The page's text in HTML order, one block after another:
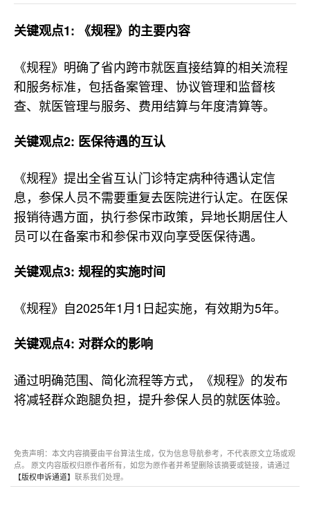
关键观点1: 《规程》的主要内容
《规程》明确了省内跨市就医直接结算的相关流程
和服务标准，包括备案管理、协议管理和监督核
查、就医管理与服务、费用结算与年度清算等。
关键观点2: 医保待遇的互认
《规程》提出全省互认门诊特定病种待遇认定信
息，参保人员不需要重复去医院进行认定。在医保
报销待遇方面，执行参保市政策，异地长期居住人
员可以在备案市和参保市双向享受医保待遇。
关键观点3: 规程的实施时间
《规程》自2025年1月1日起实施，有效期为5年。
关键观点4: 对群众的影响
通过明确范围、简化流程等方式，《规程》的发布
将减轻群众跑腿负担，提升参保人员的就医体验。
免责声明：本文内容摘要由平台算法生成，仅为信息导航参考，不代表原文立场或观
点。 原文内容版权归原作者所有，如您为原作者并希望删除该摘要或链接，请通过
【版权申诉通道】 联系我们处理。